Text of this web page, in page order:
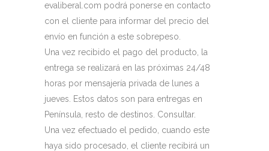
evaliberal.com podrá ponerse en contacto
con el cliente para informar del precio del
envío en función a este sobrepeso.
Una vez recibido el pago del producto, la
entrega se realizará en las próximas 24/48
horas por mensajería privada de lunes a
jueves. Estos datos son para entregas en
Península, resto de destinos. Consultar.
Una vez efectuado el pedido, cuando este
haya sido procesado, el cliente recibirá un